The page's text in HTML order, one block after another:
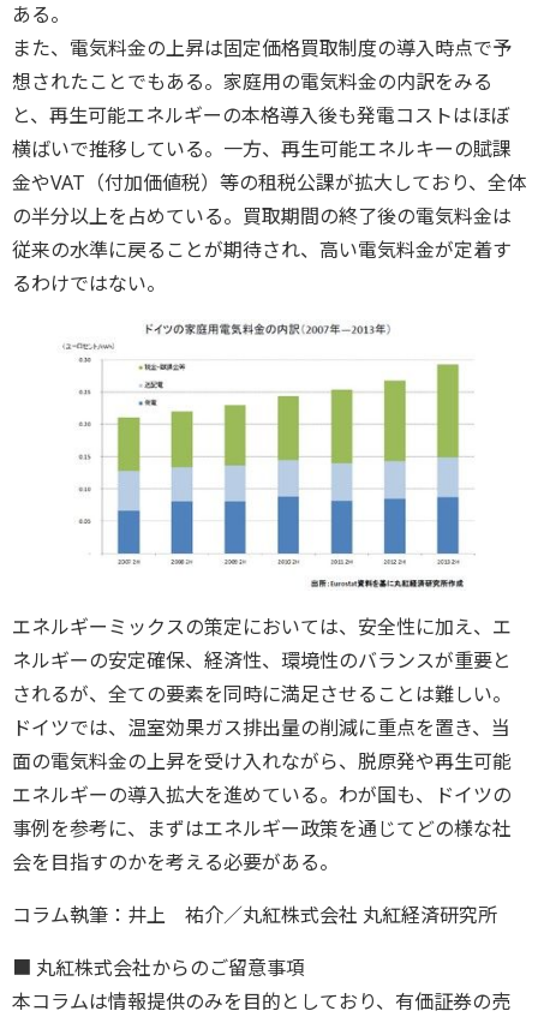
ある。
また、電気料金の上昇は固定価格買取制度の導入時点で予
想されたことでもある。家庭用の電気料金の内訳をみる
と、再生可能エネルギーの本格導入後も発電コストはほぼ
横ばいで推移している。一方、再生可能エネルキーの賦課
金やVAT（付加価値税）等の租税公課が拡大しており、全体
の半分以上を占めている。買取期間の終了後の電気料金は
従来の水準に戻ることが期待され、高い電気料金が定着す
るわけではない。
エネルギーミックスの策定においては、安全性に加え、エ
ネルギーの安定確保、経済性、環境性のバランスが重要と
されるが、全ての要素を同時に満足させることは難しい。
ドイツでは、温室効果ガス排出量の削減に重点を置き、当
面の電気料金の上昇を受け入れながら、脱原発や再生可能
エネルギーの導入拡大を進めている。わが国も、ドイツの
事例を参考に、まずはエネルギー政策を通じてどの様な社
会を目指すのかを考える必要がある。
コラム執筆：井上 祐介／丸紅株式会社 丸紅経済研究所
■ 丸紅株式会社からのご留意事項
本コラムは情報提供のみを目的としており、有価証券の売